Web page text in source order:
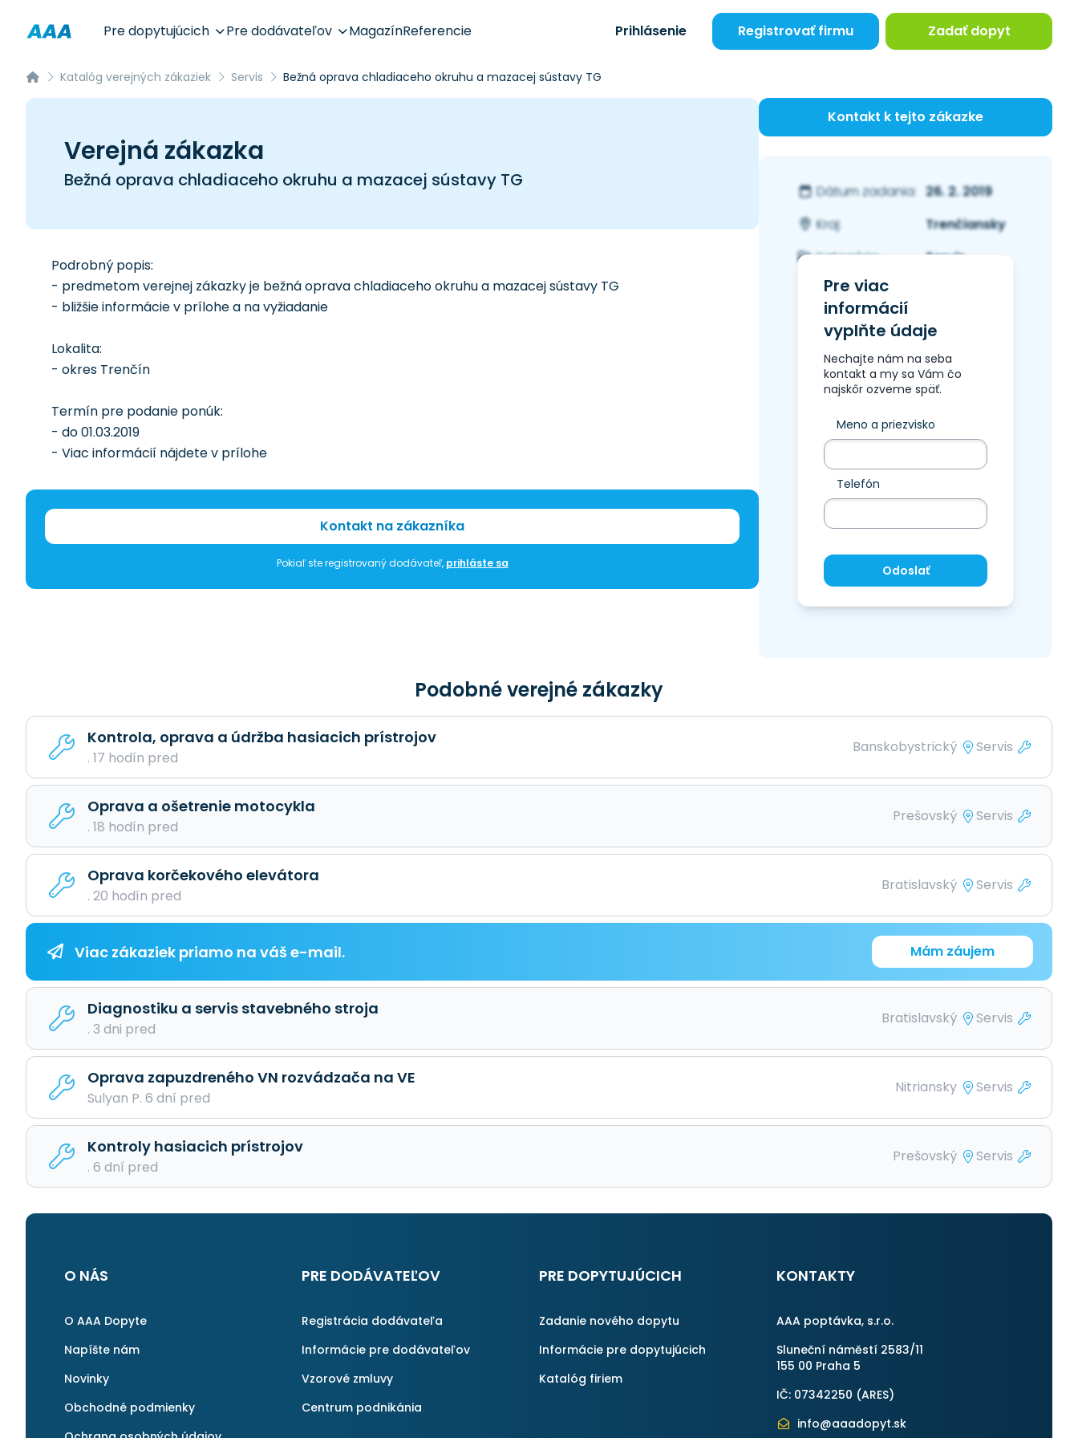
Pre dopytujúcich Pre dodávateľov MagazínReferencie Prihlásenie Registrovať firmu Zadať dopyt
Katalóg verejných zákaziek Servis Bežná oprava chladiaceho okruhu a mazacej sústavy TG
Verejná zákazka
Bežná oprava chladiaceho okruhu a mazacej sústavy TG
Podrobný popis:
- predmetom verejnej zákazky je bežná oprava chladiaceho okruhu a mazacej sústavy TG
- bližšie informácie v prílohe a na vyžiadanie
Lokalita:
- okres Trenčín
Termín pre podanie ponúk:
- do 01.03.2019
- Viac informácií nájdete v prílohe
Kontakt na zákazníka
Pokiaľ ste registrovaný dodávateľ, prihláste sa
Kontakt k tejto zákazke
Dátum zadania: 26. 2. 2019
Kraj:
Trenčiansky
Kategória:
Servis
Pre viac
informácií
vyplňte údaje
Nechajte nám na seba
kontakt a my sa Vám čo
najskôr ozveme späť.
Meno a priezvisko
Telefón
Odoslať
Podobné verejné zákazky
Kontrola, oprava a údržba hasiacich prístrojov
. 17 hodín pred
Banskobystrický Servis
Oprava a ošetrenie motocykla
. 18 hodín pred
Prešovský Servis
Oprava korčekového elevátora
. 20 hodín pred
Bratislavský Servis
Viac zákaziek priamo na váš e-mail. Mám záujem
Diagnostiku a servis stavebného stroja
. 3 dni pred
Bratislavský Servis
Oprava zapuzdreného VN rozvádzača na VE
Sulyan P. 6 dní pred
Nitriansky Servis
Kontroly hasiacich prístrojov
. 6 dní pred
Prešovský Servis
O NÁS
O AAA Dopyte
Napíšte nám
Novinky
Obchodné podmienky
PRE DODÁVATEĽOV
Registrácia dodávateľa
Informácie pre dodávateľov
Vzorové zmluvy
Centrum podnikánia
PRE DOPYTUJÚCICH
Zadanie nového dopytu
Informácie pre dopytujúcich
Katalóg firiem
KONTAKTY
AAA poptávka, s.r.o.
Sluneční náměstí 2583/11
155 00 Praha 5
IČ: 07342250 (ARES)
info@aaadopyt.sk